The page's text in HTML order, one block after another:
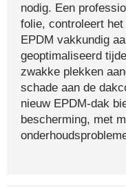
nodig. Een
folie, controleert
EPDM vakkundig
geoptimaliseerd
zwakke plekken
schade aan de
nieuw EPDM-dak
bescherming, met